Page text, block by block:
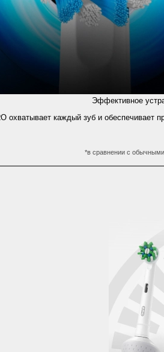
Эффективное
охватывает каждый зуб и
*в сравнении с